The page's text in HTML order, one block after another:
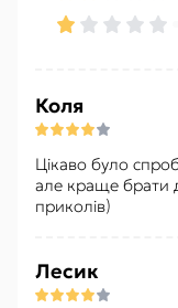
Коля
Цікаво було
але краще брати
приколів)
Лесик